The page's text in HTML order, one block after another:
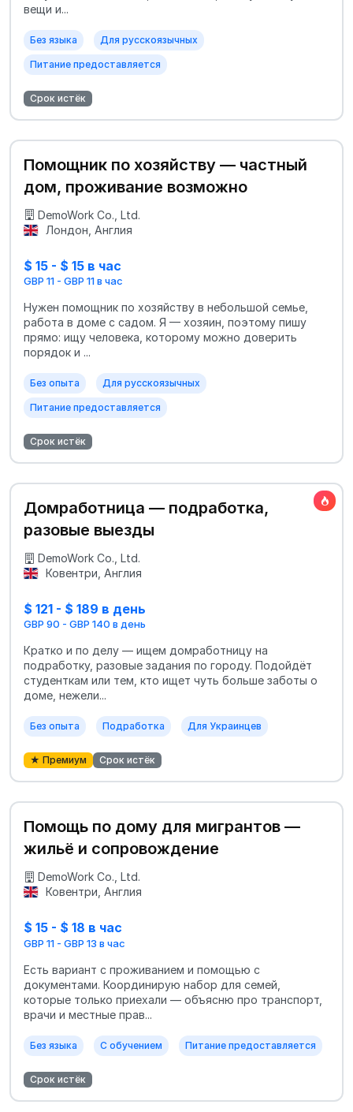
вещи и...
Без языка Для русскоязычных
Питание предоставляется
Срок истёк
Помощник по хозяйству — частный
дом, проживание возможно
DemoWork Co., Ltd.
Лондон, Англия
$ 15 - $ 15 в час
GBP 11 - GBP 11 в час
Нужен помощник по хозяйству в небольшой семье,
работа в доме с садом. Я — хозяин, поэтому пишу
прямо: ищу человека, которому можно доверить
порядок и ...
Без опыта Для русскоязычных
Питание предоставляется
Срок истёк
Домработница — подработка,
разовые выезды
DemoWork Co., Ltd.
Ковентри, Англия
$ 121 - $ 189 в день
GBP 90 - GBP 140 в день
Кратко и по делу — ищем домработницу на
подработку, разовые задания по городу. Подойдёт
студенткам или тем, кто ищет чуть больше заботы о
доме, нежели...
Без опыта Подработка Для Украинцев
★ Премиум Срок истёк
Помощь по дому для мигрантов —
жильё и сопровождение
DemoWork Co., Ltd.
Ковентри, Англия
$ 15 - $ 18 в час
GBP 11 - GBP 13 в час
Есть вариант с проживанием и помощью с
документами. Координирую набор для семей,
которые только приехали — объясню про транспорт,
врачи и местные прав...
Без языка С обучением Питание предоставляется
Срок истёк